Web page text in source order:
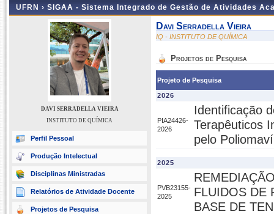
UFRN › SIGAA - Sistema Integrado de Gestão de Atividades
DAVI SERRADELLA VIEIRA
INSTITUTO DE QUÍMICA
Perfil Pessoal
Produção Intelectual
Disciplinas Ministradas
Relatórios de Atividade Docente
Projetos de Pesquisa
Davi Serradella Vieira
IQ - INSTITUTO DE QUÍMICA
Projetos de Pesquisa
Projeto de Pesquisa
2026
PIA24426-
2026
Identificação
Terapêuticos
pelo
2025
PVB23155-
2025
FLUIDOS DE
BASE DE